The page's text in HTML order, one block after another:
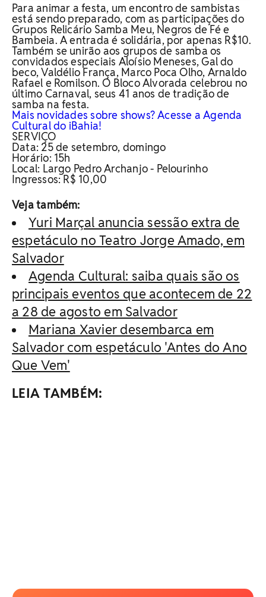
Para animar a festa, um encontro de sambistas
está sendo preparado, com as participações do
Grupos Relicário Samba Meu, Negros de Fé e
Bambeia. A entrada é solidária, por apenas R$10.
Também se unirão aos grupos de samba os
convidados especiais Aloísio Meneses, Gal do
beco, Valdélio França, Marco Poca Olho, Arnaldo
Rafael e Romilson. O Bloco Alvorada celebrou no
último Carnaval, seus 41 anos de tradição de
samba na festa.
Mais novidades sobre shows? Acesse a Agenda
Cultural do iBahia!
SERVIÇO
Data: 25 de setembro, domingo
Horário: 15h
Local: Largo Pedro Archanjo - Pelourinho
Ingressos: R$ 10,00
Veja também:
Yuri Marçal anuncia sessão extra de
espetáculo no Teatro Jorge Amado, em
Salvador
Agenda Cultural: saiba quais são os
principais eventos que acontecem de 22
a 28 de agosto em Salvador
Mariana Xavier desembarca em
Salvador com espetáculo 'Antes do Ano
Que Vem'
LEIA TAMBÉM: